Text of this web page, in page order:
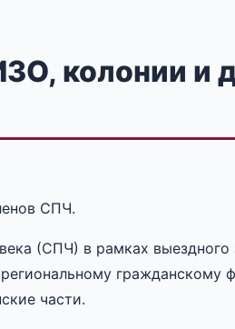
колонии и
СПЧ.
(СПЧ) в рамках выездного
гражданскому
части.